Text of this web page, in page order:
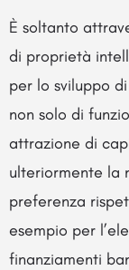
È soltanto
di proprietà
per lo sviluppo
non solo di
attrazione di
ulteriormente la
preferenza
esempio per
finanziamenti